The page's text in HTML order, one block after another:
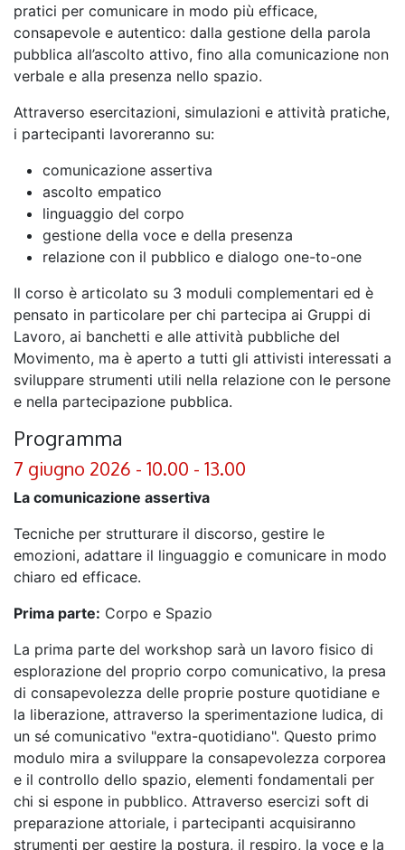
pratici per comunicare in modo più efficace,
consapevole e autentico: dalla gestione della parola
pubblica all’ascolto attivo, fino alla comunicazione non
verbale e alla presenza nello spazio.
Attraverso esercitazioni, simulazioni e attività pratiche,
i partecipanti lavoreranno su:
comunicazione assertiva
ascolto empatico
linguaggio del corpo
gestione della voce e della presenza
relazione con il pubblico e dialogo one-to-one
Il corso è articolato su 3 moduli complementari ed è
pensato in particolare per chi partecipa ai Gruppi di
Lavoro, ai banchetti e alle attività pubbliche del
Movimento, ma è aperto a tutti gli attivisti interessati a
sviluppare strumenti utili nella relazione con le persone
e nella partecipazione pubblica.
Programma
7 giugno 2026 - 10.00 - 13.00
La comunicazione assertiva
Tecniche per strutturare il discorso, gestire le
emozioni, adattare il linguaggio e comunicare in modo
chiaro ed efficace.
Prima parte: Corpo e Spazio
La prima parte del workshop sarà un lavoro fisico di
esplorazione del proprio corpo comunicativo, la presa
di consapevolezza delle proprie posture quotidiane e
la liberazione, attraverso la sperimentazione ludica, di
un sé comunicativo "extra-quotidiano". Questo primo
modulo mira a sviluppare la consapevolezza corporea
e il controllo dello spazio, elementi fondamentali per
chi si espone in pubblico. Attraverso esercizi soft di
preparazione attoriale, i partecipanti acquisiranno
strumenti per gestire la postura, il respiro, la voce e la